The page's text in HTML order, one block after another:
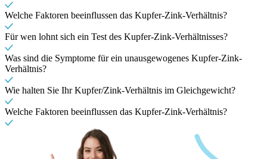
Welche Faktoren beeinflussen das Kupfer-Zink-Verhältnis?
Für wen lohnt sich ein Test des Kupfer-Zink-Verhältnisses?
Was sind die Symptome für ein unausgewogenes Kupfer-Zink-
Verhältnis?
Wie halten Sie Ihr Kupfer/Zink-Verhältnis im Gleichgewicht?
Welche Faktoren beeinflussen das Kupfer-Zink-Verhältnis?